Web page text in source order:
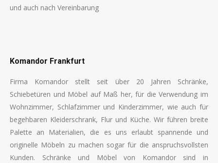
und auch nach Vereinbarung
Komandor Frankfurt
Firma Komandor stellt seit über 20 Jahren Schränke,
Schiebetüren und Möbel auf Maß her, für die Verwendung im
Wohnzimmer, Schlafzimmer und Kinderzimmer, wie auch für
begehbaren Kleiderschrank, Flur und Küche. Wir führen breite
Palette an Materialien, die es uns erlaubt spannende und
originelle Möbeln zu machen sogar für die anspruchsvollsten
Kunden. Schränke und Möbel von Komandor sind in